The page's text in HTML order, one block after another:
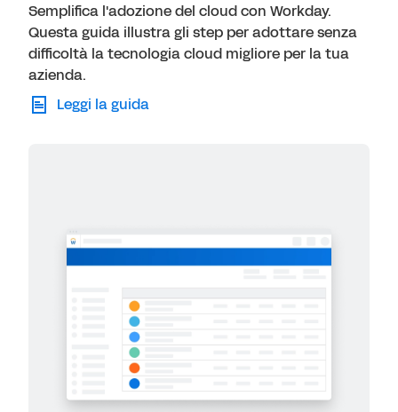
Semplifica l'adozione del cloud con Workday.
Questa guida illustra gli step per adottare senza
difficoltà la tecnologia cloud migliore per la tua
azienda.
Leggi la guida